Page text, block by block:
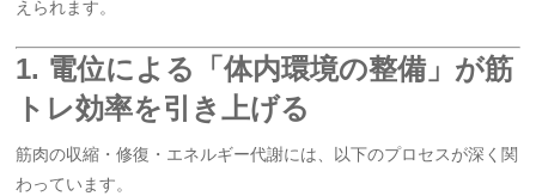
えられます。
1. 電位による「体内環境の整備」が筋
トレ効率を引き上げる
筋肉の収縮・修復・エネルギー代謝には、以下のプロセスが深く関
わっています。